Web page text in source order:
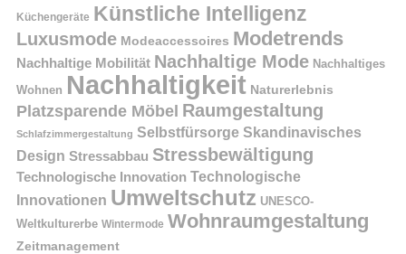
Küchengeräte Künstliche Intelligenz
Luxusmode Modeaccessoires Modetrends
Nachhaltige Mobilität Nachhaltige Mode Nachhaltiges
Wohnen Nachhaltigkeit Naturerlebnis
Platzsparende Möbel Raumgestaltung
Schlafzimmergestaltung Selbstfürsorge Skandinavisches
Design Stressabbau Stressbewältigung
Technologische Innovation Technologische
Innovationen Umweltschutz UNESCO-
Weltkulturerbe Wintermode Wohnraumgestaltung
Zeitmanagement